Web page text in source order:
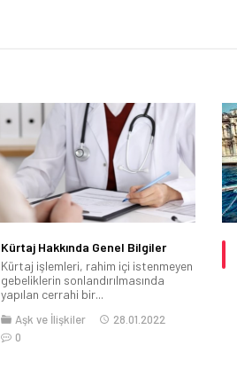
Kürtaj Hakkında Genel Bilgiler
Kürtaj işlemleri, rahim içi istenmeyen
gebeliklerin sonlandırılmasında
yapılan cerrahi bir...
Aşk ve İlişkiler
28.01.2022
0